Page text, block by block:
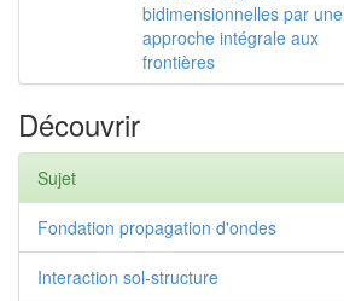
bidimensionnelles par une
approche intégrale aux
frontières
Découvrir
Sujet
Fondation propagation d'ondes
Interaction sol-structure